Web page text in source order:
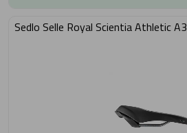
Sedlo Selle Royal Scientia Athletic A3